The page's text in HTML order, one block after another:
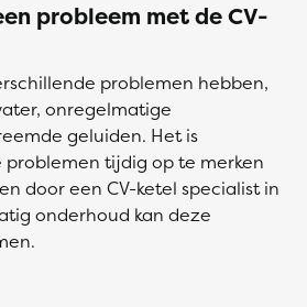
probleem met de CV-
problemen hebben,
onregelmatige
geluiden. Het is
tijdig op te merken
door een CV-ketel specialist in
onderhoud kan deze